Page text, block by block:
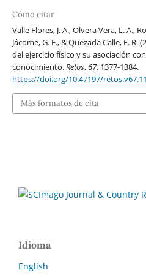
Cómo citar
Valle Flores, J. A., Olvera Vera, L. A.,
Jácome, G. E., & Quezada Calle, E.
del ejercicio físico y su asociación
conocimiento.Retos,67, 1377-1384.
https://doi.org/10.47197/
Más formatos de cita
Idioma
English